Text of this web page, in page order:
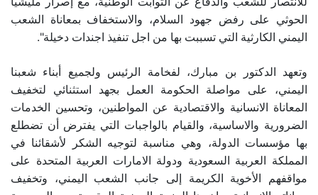
الحوثي على رفض جهود السلام، والاستخفاف بمعاناة الشعب
اليمني الكارثية التي تسببت بها من اجل تنفيذ اجندات دخيلة".
وتعهد الدكتور بن مبارك، لفخامة الرئيس ولجميع أبناء شعبنا
اليمني، على مواصلة الحكومة العمل بجهد استثنائي لتخفيف
المعاناة الانسانية والاقتصادية عن المواطنين، وتحسين الخدمات
الضرورية والاساسية، والقيام بالواجبات التي يفترض أن تضطلع
بها مؤسسات الدولة، وهي مناسبة لتوجيه الشكر لأشقائنا في
المملكة العربية السعودية ودولة الامارات العربية المتحدة على
مواقفهم الأخوية الكريمة إلى جانب الشعب اليمني، وتخفيف